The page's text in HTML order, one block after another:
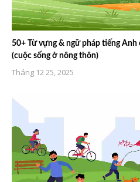
50+ Từ vựng & ngữ pháp tiếng
(cuộc sống ở nông thôn)
Tháng 12 25, 2025